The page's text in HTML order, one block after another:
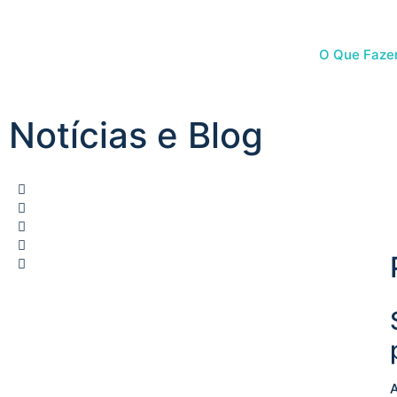
O Que
Notícias e Blog